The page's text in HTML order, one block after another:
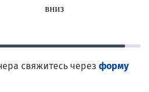
вниз
свяжитесь через форму